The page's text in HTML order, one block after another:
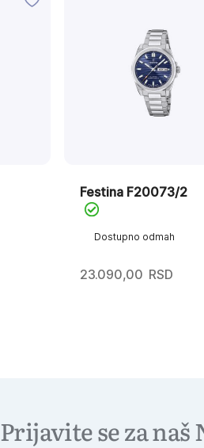
Dostupno odmah
Festina F20073/2
23.090,00 RSD
Prijavite se za